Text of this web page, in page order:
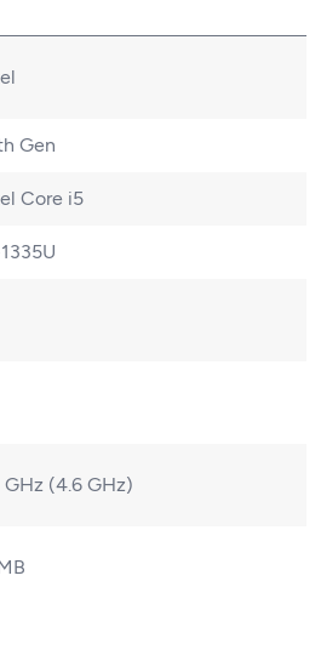
Gen
Core i5
GHz (4.6 GHz)